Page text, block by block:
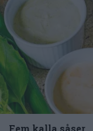
Fem kalla såser